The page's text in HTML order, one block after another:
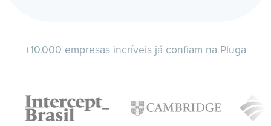
+10.000 empresas incríveis já confiam na Pluga